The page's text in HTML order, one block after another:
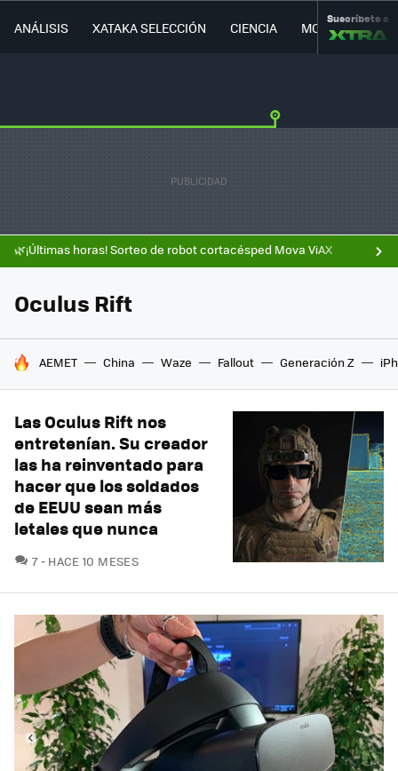
ANÁLISIS XATAKA SELECCIÓN CIENCIA MOVILIDAD
Suscríbete a
🌿¡Últimas horas! Sorteo de robot cortacésped Mova ViAX
Oculus Rift
HOY SE HABLA DE
AEMET China Waze Fallout Generación Z
Las Oculus Rift nos
entretenían. Su creador
las ha reinventado para
hacer que los soldados
de EEUU sean más
letales que nunca
7COMENTARIOS
HACE 10 MESES